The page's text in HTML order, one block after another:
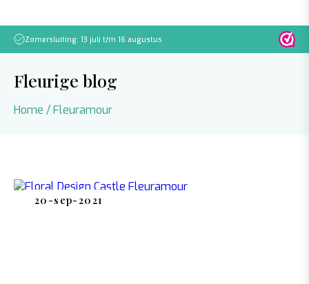
Zomersluiting: 13 juli t/m 16 augustus Let
Fleurige blog
Home /Fleuramour
20-sep-2021